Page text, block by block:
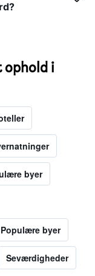
ophold i
byer
Populære byer
Seværdigheder